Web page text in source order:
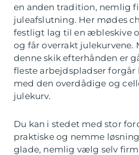
en anden tradition, nemlig
juleafslutning. Her mødes
festligt lag til en æbleskive
og får overrakt julekurvene.
denne skik efterhånden er
fleste arbejdspladser forgår
med den overdådige og
julekurv.
Du kan i stedet med stor
praktiske og nemme
glade, nemlig vælg selv